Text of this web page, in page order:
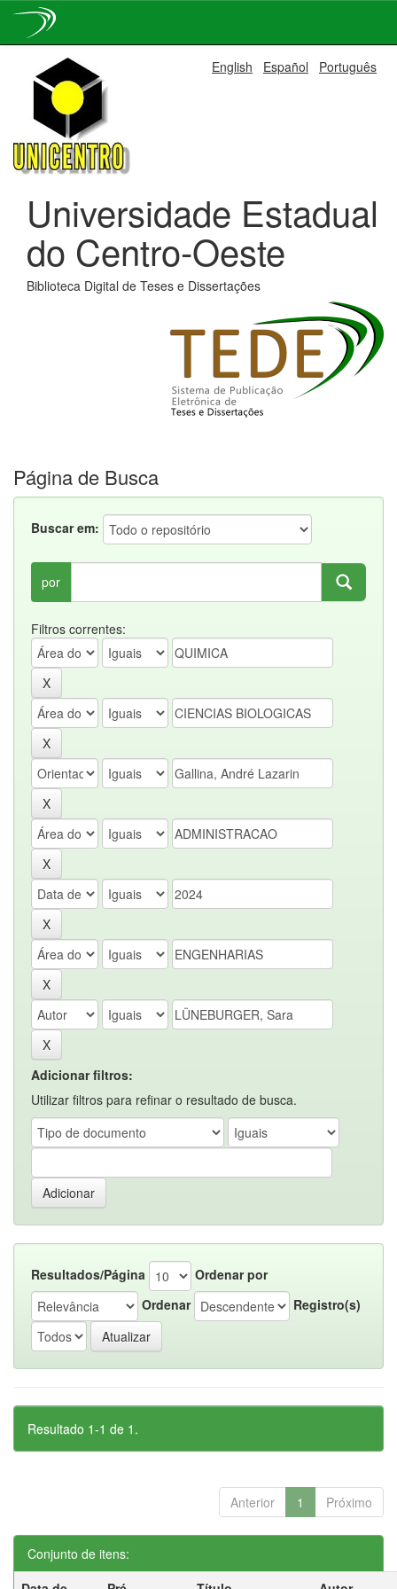
navigation
English Español Português
Universidade Estadual
do Centro-Oeste
Biblioteca Digital de Teses e Dissertações
Página de Busca
Buscar em:
por
Filtros correntes:
Adicionar filtros:
Utilizar filtros para refinar o resultado de busca.
Resultados/Página
Ordenar por
Ordenar
Registro(s)
Resultado 1-1 de 1.
Anterior 1 Próximo
Conjunto de itens: